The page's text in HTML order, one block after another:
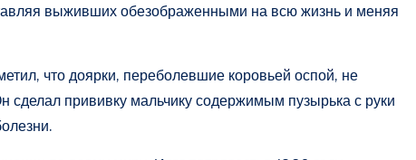
выживших обезображенными на всю жизнь и меняя
что доярки, переболевшие коровьей оспой, не
сделал прививку мальчику содержимым пузырька с руки